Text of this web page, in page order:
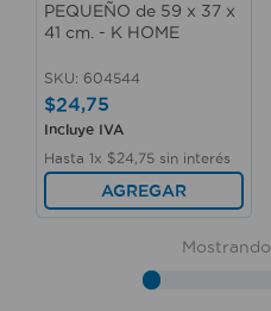
PEQUEÑO de 59 x 37 x
41 cm. - K HOME
SKU: 604544
$24,75
Incluye IVA
Hasta 1x $24 75 sin interés
AGREGAR
Mostrando